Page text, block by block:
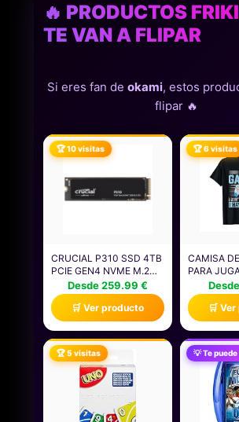
🔥 PRODUCTOS
TE VAN A FLIPAR
Si eres fan de okami, estos
flipar 🔥
🏆 10 visitas
CRUCIAL P310 SSD 4TB
PCIE GEN4 NVME M.2
2280, DISCO INTERNO,
HASTA 7.100 MB/S,
COMPATIBLE CON
ORDENADOR PORTÁTIL
Y DE SOBREMESA &
CONSOLAS DE JUEGOS
PORTÁTILES -
CT4000P310SSD801
Desde 259.99 €
🛒 Ver producto
🏆 6 visitas
CAMISA
PARA
NIÑOS
CAMISETA
🛒
🏆 5 visitas 💡 Te